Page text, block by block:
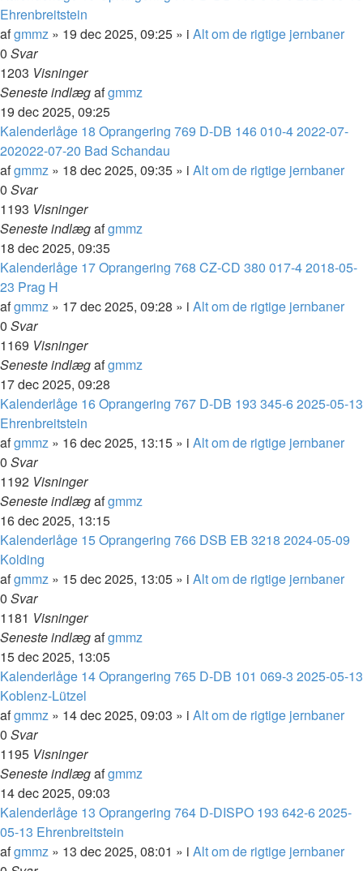
Ehrenbreitstein
afgmmz » 19 dec 2025, 09:25 » i Alt om de rigtige jernbaner
0 Svar
1203 Visninger
Seneste indlægafgmmz
19 dec 2025, 09:25
Kalenderlåge 18 Oprangering 769 D-DB 146 010-4 2022-07-
202022-07-20 Bad Schandau
afgmmz » 18 dec 2025, 09:35 » i Alt om de rigtige jernbaner
0 Svar
1193 Visninger
Seneste indlægafgmmz
18 dec 2025, 09:35
Kalenderlåge 17 Oprangering 768 CZ-CD 380 017-4 2018-05-
23 Prag H
afgmmz » 17 dec 2025, 09:28 » i Alt om de rigtige jernbaner
0 Svar
1169 Visninger
Seneste indlægafgmmz
17 dec 2025, 09:28
Kalenderlåge 16 Oprangering 767 D-DB 193 345-6 2025-05-13
Ehrenbreitstein
afgmmz » 16 dec 2025, 13:15 » i Alt om de rigtige jernbaner
0 Svar
1192 Visninger
Seneste indlægafgmmz
16 dec 2025, 13:15
Kalenderlåge 15 Oprangering 766 DSB EB 3218 2024-05-09
Kolding
afgmmz » 15 dec 2025, 13:05 » i Alt om de rigtige jernbaner
0 Svar
1181 Visninger
Seneste indlægafgmmz
15 dec 2025, 13:05
Kalenderlåge 14 Oprangering 765 D-DB 101 069-3 2025-05-13
Koblenz-Lützel
afgmmz » 14 dec 2025, 09:03 » i Alt om de rigtige jernbaner
0 Svar
1195 Visninger
Seneste indlægafgmmz
14 dec 2025, 09:03
Kalenderlåge 13 Oprangering 764 D-DISPO 193 642-6 2025-
05-13 Ehrenbreitstein
afgmmz » 13 dec 2025, 08:01 » i Alt om de rigtige jernbaner